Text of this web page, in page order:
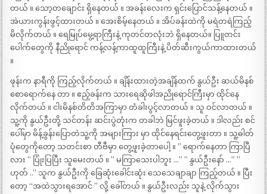
တယ် ။ သော့တချောင်း ရှိနေတယ် ။ အခန်းလေးက ရှင်းပြောင်သန့်နေတယ် ။
အဲယားကွန်းဖွင့်ထားတယ် ။ အေးစိမ့်နေတယ် ။ အိပ်ခန်းထဲကို မရဲတရဲကြည့်
မိလိုက်တယ် ။ ရေမြုပ်မွေ့ရာကြီးနဲ့ ကုတင်တလုံးဘဲ ရှိနေတယ်။ ပြူတင်း
ပေါက်တွေကို နီညိုရောင် ကန့်လန့်ကာထူထူကြီးနဲ့ ပိတ်ဆီးကွယ်ကာထားတယ်
။
ဖုန်းက နာရီကို ကြည့်လိုက်တယ် ။ ချိန်းထားတဲ့အချိန်ထက် နွယ်ဦး ဆယ်မိနစ်
စောရောက်နေ တာ ။ ဧည့်ခန်းက သားရေဆိုဖါအညိုရောင်ကြီးမှာ ထိုင်နေ
လိုက်တယ် ။ ငါးမိနစ်တိတိအကြာမှာ တံခါးပွင့်လာတယ် ။ သူ ဝင်လာတယ် ။
သူ့ကို နွယ်ဦးတို့ သင်တန်း ဆင်းပွဲတုံးက တခါဘဲ မြင်ဖူးခဲ့တယ် ။ ဒါလည်း စင်
ပေါ်မှာ မိန့်ခွန်းပြောတဲသူ့ကို အများကြား မှာ ထိုင်နေရင်းတွေ့ဖူးတာ ။ သူ့ဓါတ်
ပုံတွေကိုတော့ သတင်းစာ တီဗီမှာ တွေ့ဖူးခဲ့တာပေါ့ ။ ” ရောက်နေတာ ကြာပြီ
လား ” ပြုံးပြပြီး သူမေးတယ် ။ ” မကြာသေးပါဘူး …” ” နွယ်ဦးနော် …” ”
ဟုတ် ..” သူက နွယ်ဦးကို ခြေဆုံးခေါင်းဆုံး သေသေချာချာ ကြည့်တယ် ။ ပြီး
တော့ “အထဲသွားရအောင် ” လို့ ခေါ်တယ် ။ နွယ်ဦးလည်း သူနဲ့ လိုက်သွား